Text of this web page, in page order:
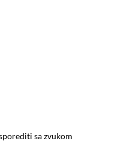
sa zvukom